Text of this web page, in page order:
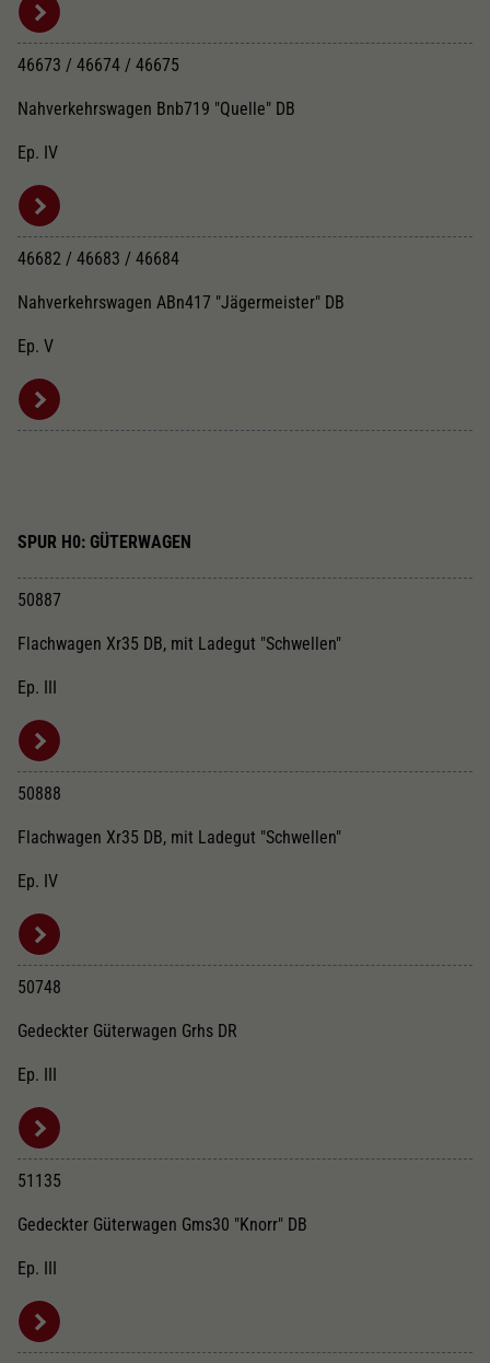
46673 / 46674 / 46675
Nahverkehrswagen Bnb719 "Quelle" DB
Ep. IV
46682 / 46683 / 46684
Nahverkehrswagen ABn417 "Jägermeister" DB
Ep. V
SPUR H0: GÜTERWAGEN
50887
Flachwagen Xr35 DB, mit Ladegut "Schwellen"
Ep. III
50888
Flachwagen Xr35 DB, mit Ladegut "Schwellen"
Ep. IV
50748
Gedeckter Güterwagen Grhs DR
Ep. III
51135
Gedeckter Güterwagen Gms30 "Knorr" DB
Ep. III